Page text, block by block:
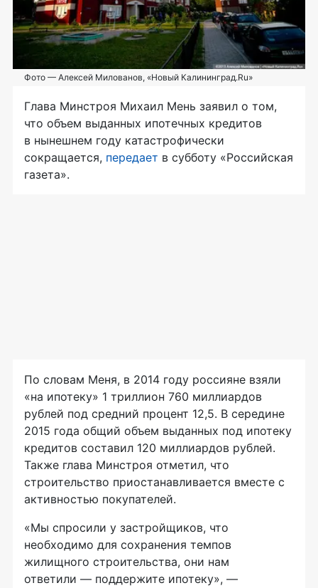
Фото — Алексей Милованов, «Новый Калининград.Ru»
Глава Минстроя Михаил Мень заявил о том,
что объем выданных ипотечных кредитов
в нынешнем году катастрофически
сокращается, передает в субботу «Российская
газета».
По словам Меня, в 2014 году россияне взяли
«на ипотеку» 1 триллион 760 миллиардов
рублей под средний процент 12,5. В середине
2015 года общий объем выданных под ипотеку
кредитов составил 120 миллиардов рублей.
Также глава Минстроя отметил, что
строительство приостанавливается вместе с
активностью покупателей.
«Мы спросили у застройщиков, что
необходимо для сохранения темпов
жилищного строительства, они нам
ответили — поддержите ипотеку», —